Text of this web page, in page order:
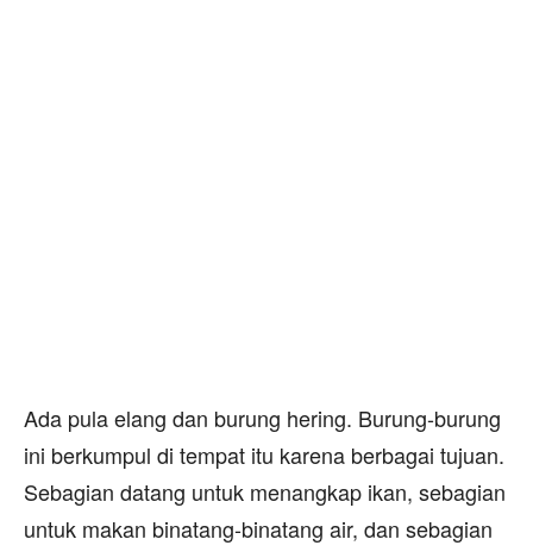
Ada pula elang dan burung hering. Burung-burung
ini berkumpul di tempat itu karena berbagai tujuan.
Sebagian datang untuk menangkap ikan, sebagian
untuk makan binatang-binatang air, dan sebagian